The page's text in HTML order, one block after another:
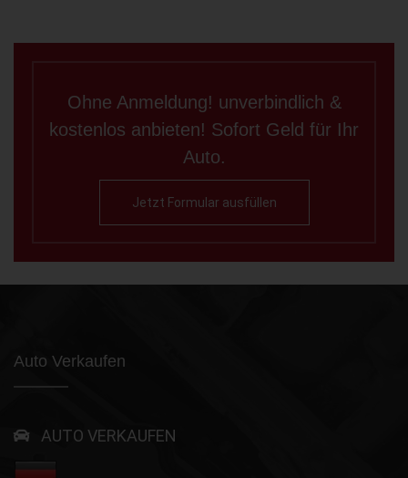
Ohne Anmeldung! unverbindlich &
kostenlos anbieten! Sofort Geld für Ihr
Auto.
Jetzt Formular ausfüllen
Auto Verkaufen
AUTO VERKAUFEN